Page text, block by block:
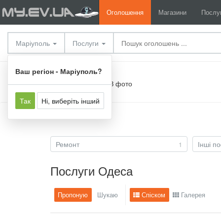
Оголошення Магазини
Маріуполь
Ваш регіон - Маріуполь?
Так Ні, виберіть інший
Послуги
Вартість
Не важливо З фото
Послуги
1
Ремонт Інші
Послуги Одеса
Пропоную Шукаю Спіском Галерея